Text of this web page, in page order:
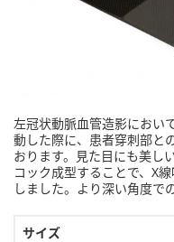
左冠状動脈血管造影におい
動した際に、患者穿刺部と
おります。見た目にも美し
コック成型することで、X
しました。より深い角度で
サイズ